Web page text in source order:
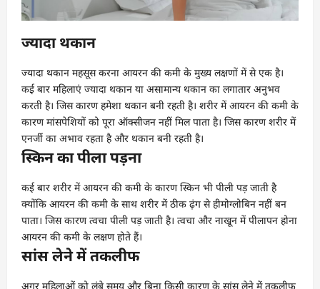
ज्यादा थकान
ज्यादा थकान महसूस करना आयरन की कमी के मुख्य लक्षणों में से एक है।
कई बार महिलाएं ज्यादा थकान या असामान्य थकान का लगातार अनुभव
करती है। जिस कारण हमेशा थकान बनी रहती है। शरीर में आयरन की कमी के
कारण मांसपेशियों को पूरा ऑक्सीजन नहीं मिल पाता है। जिस कारण शरीर में
एनर्जी का अभाव रहता है और थकान बनी रहती है।
स्किन का पीला पड़ना
कई बार शरीर में आयरन की कमी के कारण स्किन भी पीली पड़ जाती है
क्योंकि आयरन की कमी के साथ शरीर में ठीक ढ़ंग से हीमोग्लोबिन नहीं बन
पाता। जिस कारण त्वचा पीली पड़ जाती है। त्वचा और नाखून में पीलापन होना
आयरन की कमी के लक्षण होते हैं।
सांस लेने में तकलीफ
अगर महिलाओं को लंबे समय और बिना किसी कारण के सांस लेने में तकलीफ